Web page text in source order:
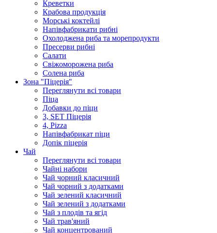
Крeветки
Крабова продукція
Морські коктейлi
Напівфабрикати рибні
Охолоджена риба та морепродукти
Пресерви рибні
Сaлати
Свіжоморожена риба
Солена риба
Зона "Піцерія"
Переглянути всі товари
Піца
Добавки до піци
3, SET Піцерія
4, Pizza
Напівфабрикат піци
Допік піцерія
Чай
Переглянути всі товари
Чайні набори
Чай чорний класичний
Чай чорний з додатками
Чай зелений класичний
Чай зелений з додатками
Чай з плодів та ягід
Чай трав'яний
Чай концентрований